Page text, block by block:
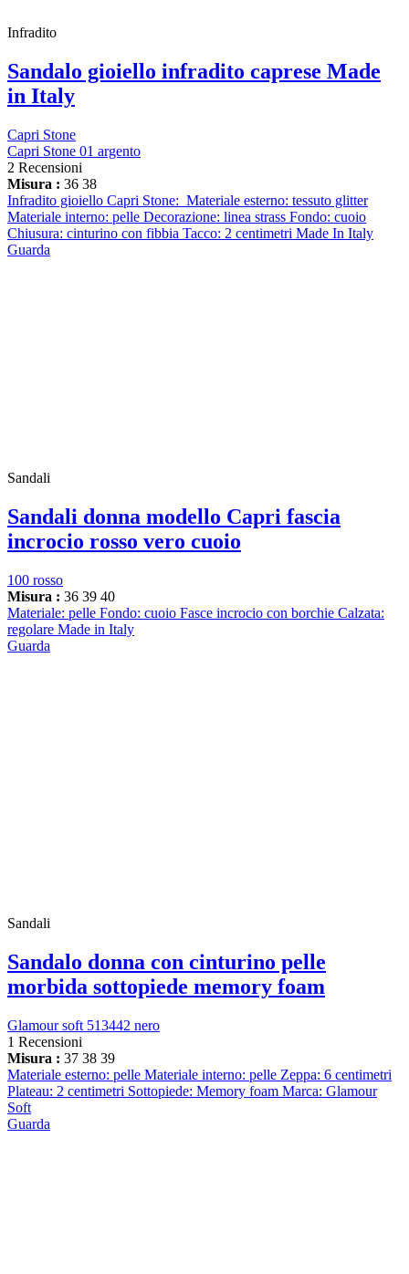
Infradito
Sandalo gioiello infradito caprese Made
in Italy
Capri Stone
Capri Stone 01 argento
2 Recensioni
Misura : 36 38
Infradito gioiello Capri Stone: Materiale esterno: tessuto glitter
Materiale interno: pelle Decorazione: linea strass Fondo: cuoio
Chiusura: cinturino con fibbia Tacco: 2 centimetri Made In Italy
Guarda
Sandali
Sandali donna modello Capri fascia
incrocio rosso vero cuoio
100 rosso
Misura : 36 39 40
Materiale: pelle Fondo: cuoio Fasce incrocio con borchie Calzata:
regolare Made in Italy
Guarda
Sandali
Sandalo donna con cinturino pelle
morbida sottopiede memory foam
Glamour soft 513442 nero
1 Recensioni
Misura : 37 38 39
Materiale esterno: pelle Materiale interno: pelle Zeppa: 6 centimetri
Plateau: 2 centimetri Sottopiede: Memory foam Marca: Glamour
Soft
Guarda